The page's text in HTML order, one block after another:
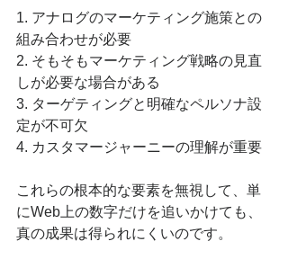
1. アナログのマーケティング施策との
組み合わせが必要
2. そもそもマーケティング戦略の見直
しが必要な場合がある
3. ターゲティングと明確なペルソナ設
定が不可欠
4. カスタマージャーニーの理解が重要
これらの根本的な要素を無視して、単
にWeb上の数字だけを追いかけても、
真の成果は得られにくいのです。